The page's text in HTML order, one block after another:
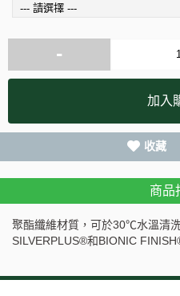
-
加入
收藏
商品
聚酯纖維材質，可於30℃水溫清
SILVERPLUS®和BIONIC